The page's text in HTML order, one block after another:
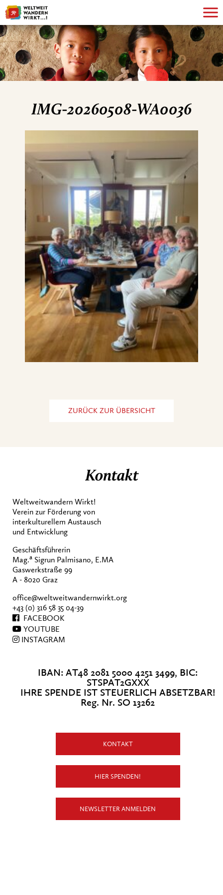
IMG-20260508-WA0036
ZURÜCK ZUR ÜBERSICHT
Kontakt
Weltweitwandern Wirkt!
Verein zur Förderung von
interkulturellem Austausch
und Entwicklung
Geschäftsführerin
Mag.a Sigrun Palmisano, E.MA
Gaswerkstraße 99
A - 8020 Graz
office@weltweitwandernwirkt.org
+43 (0) 316 58 35 04-39
FACEBOOK
YOUTUBE
INSTAGRAM
IBAN: AT48 2081 5000 4251 3499, BIC:
STSPAT2GXXX
IHRE SPENDE IST STEUERLICH ABSETZBAR!
Reg. Nr. SO 13262
KONTAKT
HIER SPENDEN!
NEWSLETTER ANMELDEN